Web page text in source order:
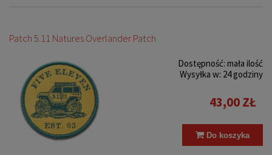
Patch 5.11 Natures Overlander Patch
Dostępność: mała ilość
Wysyłka w: 24 godziny
43,00 ZŁ
Do koszyka